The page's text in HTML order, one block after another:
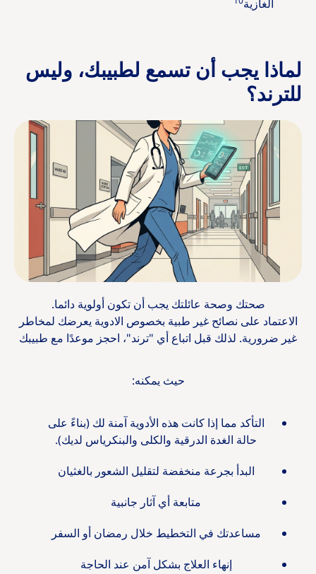
الغازية
لماذا يجب أن تسمع لطبيبك، وليس
للترند؟
صحتك وصحة عائلتك يجب أن تكون أولوية دائما.
الاعتماد على نصائح غير طبية بخصوص الادوية يعرضك لمخاطر
غير ضرورية. لذلك قبل اتباع أي "ترند"، احجز موعدًا مع طبيبك
حيث يمكنه:
التأكد مما إذا كانت هذه الأدوية آمنة لك (بناءً على
حالة الغدة الدرقية والكلى والبنكرياس لديك).
البدأ بجرعة منخفضة لتقليل الشعور بالغثيان
متابعة أي آثار جانبية
مساعدتك في التخطيط خلال رمضان أو السفر
إنهاء العلاج بشكل آمن عند الحاجة